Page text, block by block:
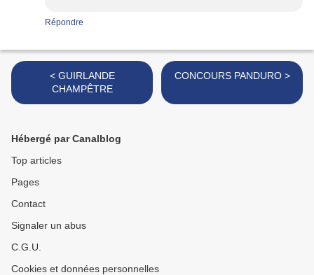
Répondre
< GUIRLANDE
CHAMPÊTRE
CONCOURS PANDURO >
Hébergé par Canalblog
Top articles
Pages
Contact
Signaler un abus
C.G.U.
Cookies et données personnelles